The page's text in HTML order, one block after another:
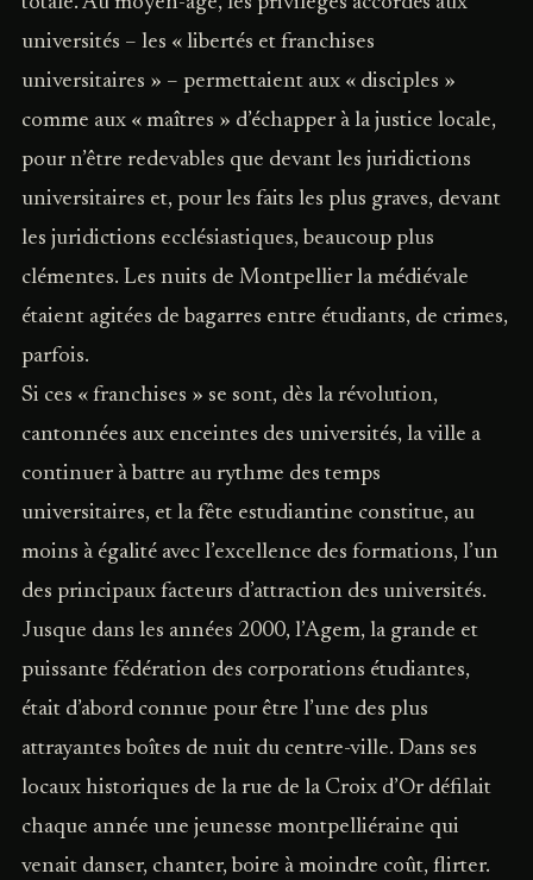
universités – les « libertés et franchises
universitaires » – permettaient aux « disciples »
comme aux « maîtres » d’échapper à la justice locale,
pour n’être redevables que devant les juridictions
universitaires et, pour les faits les plus graves, devant
les juridictions ecclésiastiques, beaucoup plus
clémentes. Les nuits de Montpellier la médiévale
étaient agitées de bagarres entre étudiants, de crimes,
parfois.
Si ces « franchises » se sont, dès la révolution,
cantonnées aux enceintes des universités, la ville a
continuer à battre au rythme des temps
universitaires, et la fête estudiantine constitue, au
moins à égalité avec l’excellence des formations, l’un
des principaux facteurs d’attraction des universités.
Jusque dans les années 2000, l’Agem, la grande et
puissante fédération des corporations étudiantes,
était d’abord connue pour être l’une des plus
attrayantes boîtes de nuit du centre-ville. Dans ses
locaux historiques de la rue de la Croix d’Or défilait
chaque année une jeunesse montpelliéraine qui
venait danser, chanter, boire à moindre coût, flirter.